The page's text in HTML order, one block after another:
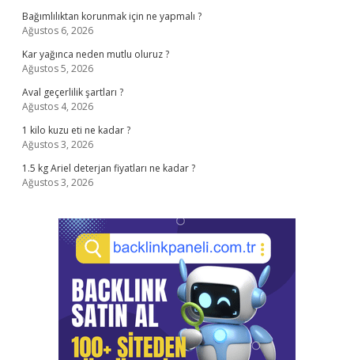
Bağımlılıktan korunmak için ne yapmalı ?
Ağustos 6, 2026
Kar yağınca neden mutlu oluruz ?
Ağustos 5, 2026
Aval geçerlilik şartları ?
Ağustos 4, 2026
1 kilo kuzu eti ne kadar ?
Ağustos 3, 2026
1.5 kg Ariel deterjan fiyatları ne kadar ?
Ağustos 3, 2026